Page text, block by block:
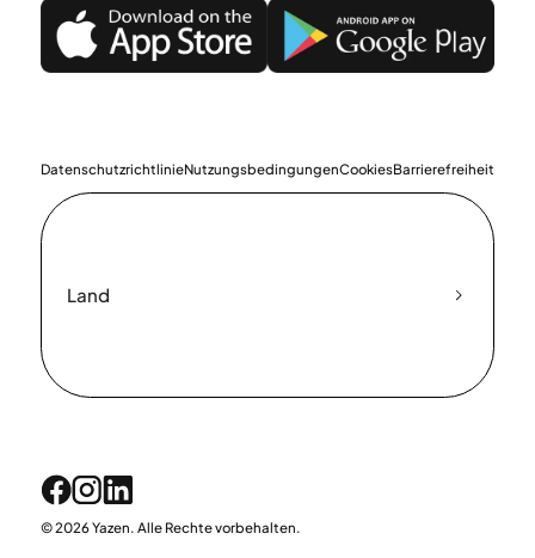
DatenschutzrichtlinieNutzungsbedingungenCookiesBarrierefreiheit
Land
© 2026 Yazen. Alle Rechte vorbehalten.